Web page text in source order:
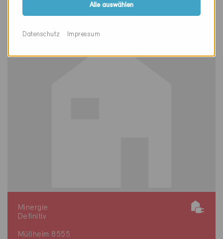
Minergie
Definitiv
Müllheim 8555
Alle auswählen
Datenschutz Impressum